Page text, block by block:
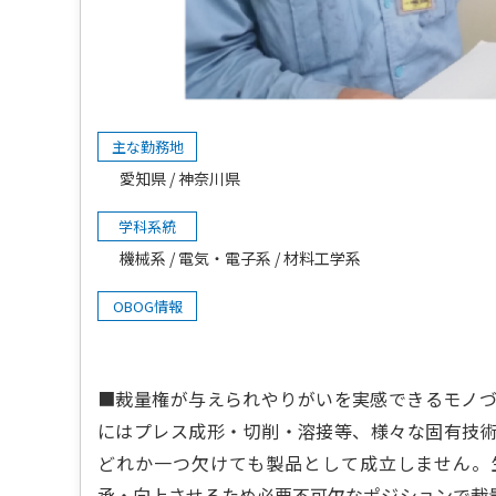
主な勤務地
愛知県 神奈川県
学科系統
機械系 電気・電子系 材料工学系
OBOG情報
■裁量権が与えられやりがいを実感できるモノ
にはプレス成形・切削・溶接等、様々な固有技
どれか一つ欠けても製品として成立しません